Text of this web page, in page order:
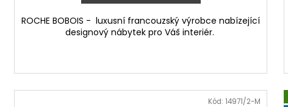
ROCHE BOBOIS - luxusní francouzský výrobce nabízející
designový nábytek pro Váš interiér.
Kód: 14971/2-M